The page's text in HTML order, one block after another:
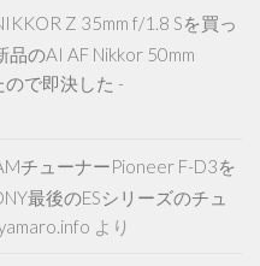
Z 35mm f/1.8 Sを買っ
のAI AF Nikkor 50mm
で即決した -
チューナーPioneer F-D3を
最後のESシリーズのチュ
より